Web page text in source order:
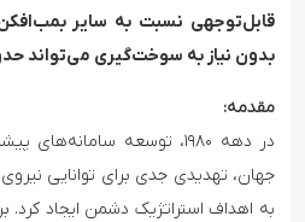
قابل‌توجهی نسبت به سایر
بدون نیاز به سوخت‌گیری می‌تواند حدود ۹۶۰۰ کیلومتر پرواز
مقدمه:
در دهه ۱۹۸۰، توسعه
جهان، تهدیدی جدی برای توانایی
به اهداف استراتژیک دشمن ایجاد کرد.